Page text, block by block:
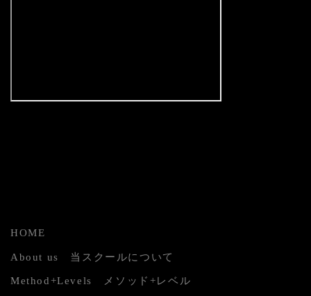
HOME
About us 当スクールについて
Method+Levels メソッド+レベル